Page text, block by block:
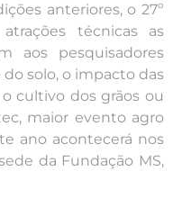
anteriores, o 27º
técnicas as
aos pesquisadores
solo, o impacto das
cultivo dos grãos ou
maior evento agro
ano acontecerá nos
da Fundação MS,